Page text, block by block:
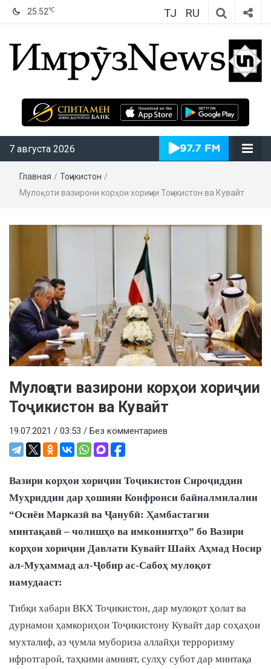
25.52℃ TJ RU
ИмрӯзNews
7 августа 2026
Главная / Тоҷикистон /
Мулоқоти вазирони корҳои хориҷии Тоҷикистон ва Кувайт
Мулоқоти вазирони корҳои хориҷии
Тоҷикистон ва Кувайт
19.07.2021 / 03:53 / Без комментариев
Вазири корҳои хориҷии Тоҷикистон Сироҷиддин
Муҳриддин дар ҳошияи Конфронси байналмилалии
“Осиёи Марказӣ ва Ҷанубӣ: Ҳамбастагии
минтақавӣ – чолишҳо ва имкониятҳо” бо Вазири
корҳои хориҷии Давлати Кувайт Шайх Аҳмад Носир
ал-Муҳаммад ал-Ҷобир ас-Сабоҳ мулоқот
намудааст:
Тибқи хабари ВКХ Тоҷикистон, дар мулоқот ҳолат ва
дурнамои ҳамкориҳои Тоҷикистону Кувайт дар соҳаҳои
мухталиф, аз ҷумла мубориза аллайҳи терроризму
ифротгароӣ, таҳкими амният, сулҳу субот дар минтақа